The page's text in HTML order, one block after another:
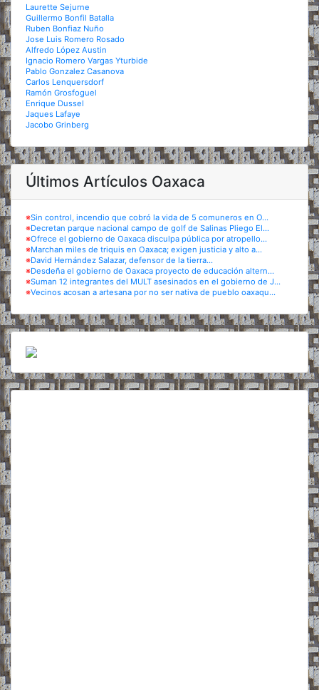
Laurette Sejurne
Guillermo Bonfil Batalla
Ruben Bonfiaz Nuño
Jose Luis Romero Rosado
Alfredo López Austin
Ignacio Romero Vargas Yturbide
Pablo Gonzalez Casanova
Carlos Lenquersdorf
Ramón Grosfoguel
Enrique Dussel
Jaques Lafaye
Jacobo Grinberg
Últimos Artículos Oaxaca
※Sin control, incendio que cobró la vida de 5 comuneros en O...
※Decretan parque nacional campo de golf de Salinas Pliego El...
※Ofrece el gobierno de Oaxaca disculpa pública por atropello...
※Marchan miles de triquis en Oaxaca; exigen justicia y alto a...
※David Hernández Salazar, defensor de la tierra...
※Desdeña el gobierno de Oaxaca proyecto de educación altern...
※Suman 12 integrantes del MULT asesinados en el gobierno de J...
※Vecinos acosan a artesana por no ser nativa de pueblo oaxaqu...